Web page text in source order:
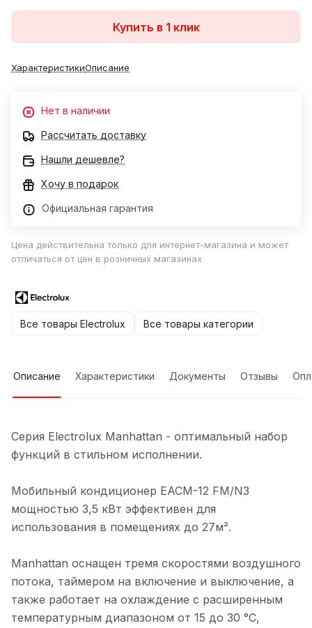
Купить в 1 клик
ХарактеристикиОписание
Нет в наличии
Рассчитать доставку
Нашли дешевле?
Хочу в подарок
Официальная гарантия
Цена действительна только для интернет-магазина и может
отличаться от цен в розничных магазинах
Все товары Electrolux Все товары категории
Описание Характеристики Документы Отзывы
Cерия Electrolux Manhattan - оптимальный набор
функций в стильном исполнении.
Мобильный кондиционер EACM-12 FM/N3
мощностью 3,5 кВт эффективен для
использования в помещениях до 27м².
Manhattan оснащен тремя скоростями воздушного
потока, таймером на включение и выключение, а
также работает на охлаждение с расширенным
температурным диапазоном от 15 до 30 °С,